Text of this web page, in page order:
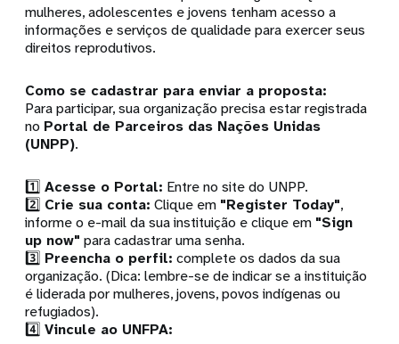
mulheres, adolescentes e jovens tenham acesso a
informações e serviços de qualidade para exercer seus
direitos reprodutivos.
Como se cadastrar para enviar a proposta:
Para participar, sua organização precisa estar registrada
no Portal de Parceiros das Nações Unidas
(UNPP).
1️⃣Acesse o Portal: Entre no site do UNPP.
2️⃣ Crie sua conta: Clique em "Register Today",
informe o e-mail da sua instituição e clique em "Sign
up now" para cadastrar uma senha.
3️⃣ Preencha o perfil: complete os dados da sua
organização. (Dica: lembre-se de indicar se a instituição
é liderada por mulheres, jovens, povos indígenas ou
refugiados).
4️⃣Vincule ao UNFPA: